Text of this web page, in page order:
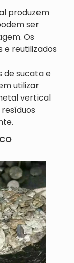
produzem
ser
Os
reutilizados
de sucata e
utilizar
vertical